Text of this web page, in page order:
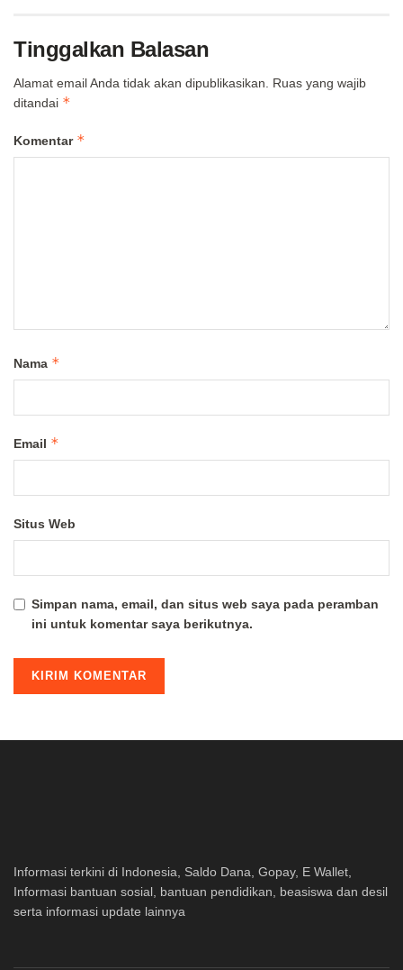
Tinggalkan Balasan
Alamat email Anda tidak akan dipublikasikan.
Ruas yang wajib
ditandai *
Komentar *
Nama *
Email *
Situs Web
Simpan nama, email, dan situs web saya pada peramban
ini untuk komentar saya berikutnya.
Informasi terkini di Indonesia, Saldo Dana, Gopay, E Wallet,
Informasi bantuan sosial, bantuan pendidikan, beasiswa dan desil
serta informasi update lainnya